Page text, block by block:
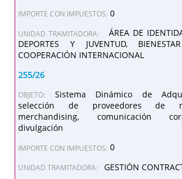
IMPORTE CON IMPUESTOS: 0
UNIDAD TRAMITADORA:
ÁREA DE
DEPORTES Y JUVENTUD,
COOPERACIÓN INTERNACIONAL
255/26
OBJETO:
Sistema Dinámico de
selección de proveedores de
merchandising, comunicación
divulgación
IMPORTE CON IMPUESTOS: 0
UNIDAD TRAMITADORA:
GESTIÓN